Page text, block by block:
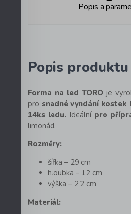
Popis a
Popis produktu
Forma na led TORO je
pro snadné vyndání kostek
14ks ledu. Ideální pro
limonád.
Rozměry:
šířka – 29 cm
hloubka – 12 cm
výška – 2,2 cm
Materiál: